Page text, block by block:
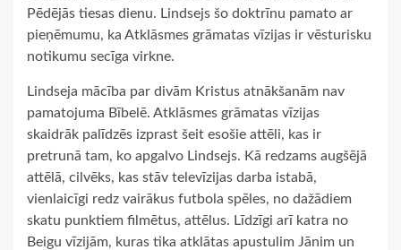
Pēdējās tiesas dienu. Lindsejs šo doktrīnu pamato ar
pieņēmumu, ka Atklāsmes grāmatas vīzijas ir vēsturisku
notikumu secīga virkne.
Lindseja mācība par divām Kristus atnākšanām nav
pamatojuma Bībelē. Atklāsmes grāmatas vīzijas
skaidrāk palīdzēs izprast šeit esošie attēli, kas ir
pretrunā tam, ko apgalvo Lindsejs. Kā redzams augšējā
attēlā, cilvēks, kas stāv televīzijas darba istabā,
vienlaicīgi redz vairākus futbola spēles, no dažādiem
skatu punktiem filmētus, attēlus. Līdzīgi arī katra no
Beigu vīzijām, kuras tika atklātas apustulim Jānim un